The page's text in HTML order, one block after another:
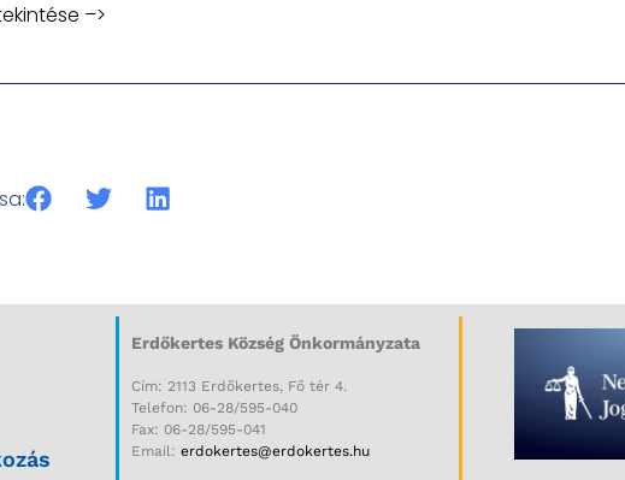
–>
Erdőkertes Község Önkormányzata
Cím: 2113 Erdőkertes, Fő tér 4.
Telefon: 06-28/595-040
Fax: 06-28/595-041
Email: erdokertes@erdokertes.hu